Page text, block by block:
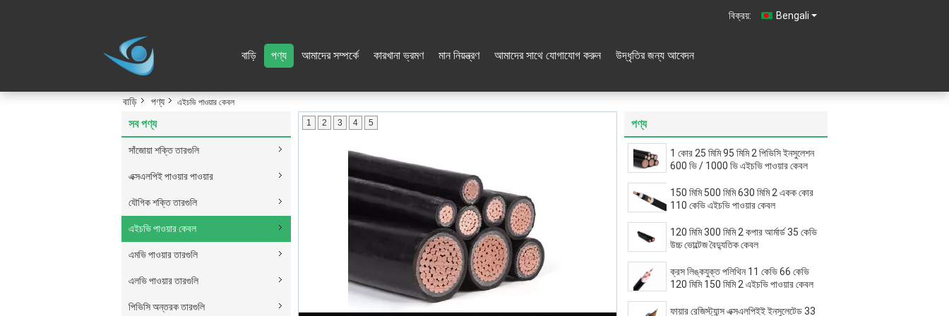
Bengali
বিক্রয়:
বাড়ি পণ্য আমাদের সম্পর্কে কারখানা ভ্রমণ মান নিয়ন্ত্রণ আমাদের সাথে যোগাযোগ করুন উদ্ধৃতির জন্য আবেদন
বাড়ি পণ্য এইচভি পাওয়ার কেবল
সব পণ্য
সাঁজোয়া শক্তি তারগুলি
এক্সএলপিই পাওয়ার পাওয়ার
যৌগিক শক্তি তারগুলি
এইচভি পাওয়ার কেবল
এমভি পাওয়ার তারগুলি
এলভি পাওয়ার তারগুলি
পিভিসি অন্তরক তারগুলি
1 2 3 4 5 পণ্য
1 কোর 25 মিমি 95 মিমি 2 পিভিসি ইনসুলেশন
600 ভি / 1000 ভি এইচভি পাওয়ার কেবল
150 মিমি 500 মিমি 630 মিমি 2 একক কোর
110 কেভি এইচভি পাওয়ার কেবল
120 মিমি 300 মিমি 2 কপার আর্মার্ড 35 কেভি
উচ্চ ভোল্টেজ বৈদ্যুতিক কেবল
ক্রস লিঙ্কযুক্ত পলিথিন 11 কেভি 66 কেভি
120 মিমি 150 মিমি 2 এইচভি পাওয়ার কেবল
ফায়ার রেজিস্ট্যান্স এক্সএলপিইই ইনসুলেটেড 33